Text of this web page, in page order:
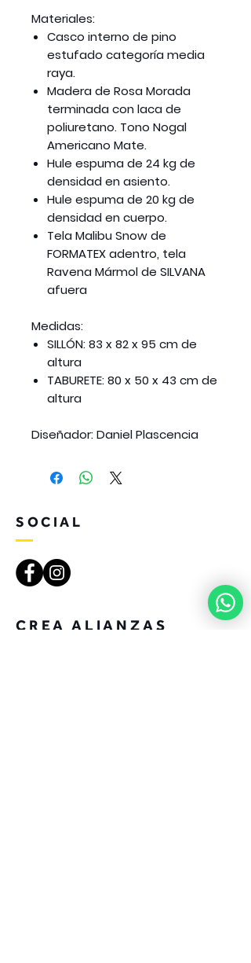
Materiales:
Casco interno de pino
estufado categoría media
raya.
Madera de Rosa Morada
terminada con laca de
poliuretano. Tono Nogal
Americano Mate.
Hule espuma de 24 kg de
densidad en asiento.
Hule espuma de 20 kg de
densidad en cuerpo.
Tela Malibu Snow de
FORMATEX adentro, tela
Ravena Mármol de SILVANA
afuera
Medidas:
SILLÓN: 83 x 82 x 95 cm de
altura
TABURETE: 80 x 50 x 43 cm de
altura
Diseñador: Daniel Plascencia
SOCIAL
CREA ALIANZAS